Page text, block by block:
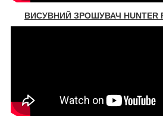
ВИСУВНИЙ ЗРОШУВАЧ HUNTER